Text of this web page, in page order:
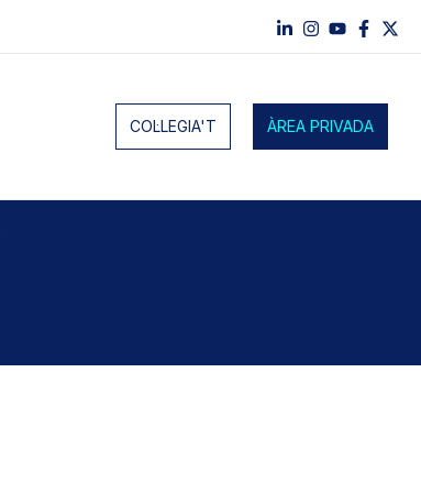
COL·LEGIA'T ÀREA PRIVADA